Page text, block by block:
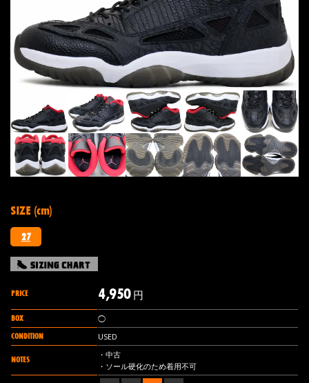
SIZE (cm)
27
PRICE 4,950円
BOX ◯
CONDITION USED
NOTES
・中古
・ソール硬化のため着用不可